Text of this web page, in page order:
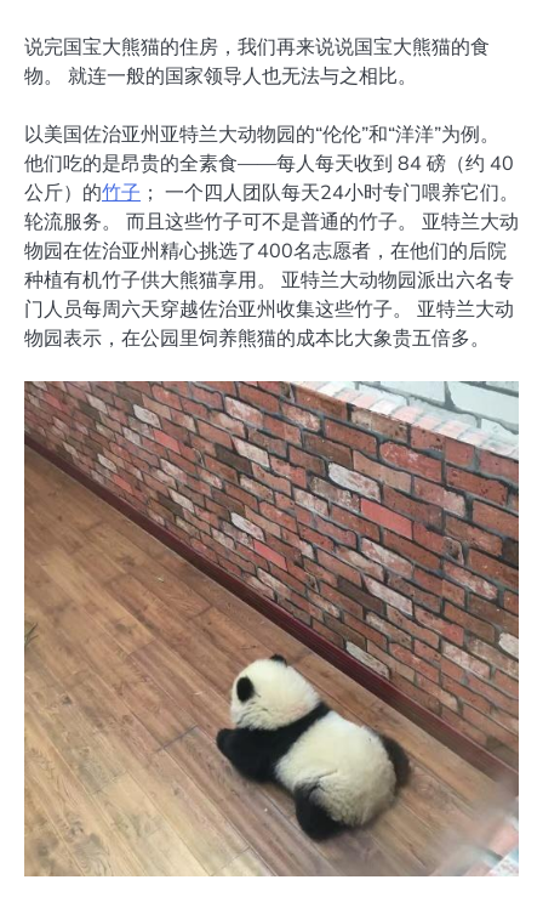
说完国宝大熊猫的住房，我们再来说说国宝大熊猫的食
物。 就连一般的国家领导人也无法与之相比。
以美国佐治亚州亚特兰大动物园的“伦伦”和“洋洋”为例。
他们吃的是昂贵的全素食——每人每天收到 84 磅（约 40
公斤）的竹子 ； 一个四人团队每天24小时专门喂养它们。
轮流服务。 而且这些竹子可不是普通的竹子。 亚特兰大动
物园在佐治亚州精心挑选了400名志愿者，在他们的后院
种植有机竹子供大熊猫享用。 亚特兰大动物园派出六名专
门人员每周六天穿越佐治亚州收集这些竹子。 亚特兰大动
物园表示，在公园里饲养熊猫的成本比大象贵五倍多。